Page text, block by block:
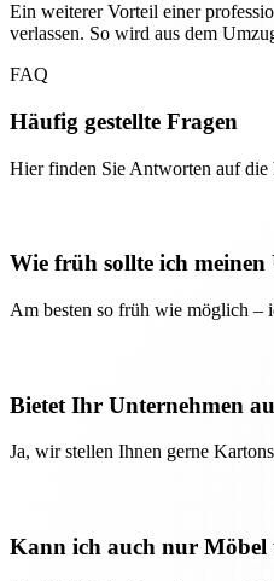
Ein weiterer Vorteil einer
verlassen. So wird aus dem
FAQ
Häufig gestellte Fragen
Hier finden Sie Antworten auf die
Wie früh sollte ich meinen
Am besten so früh wie möglich –
Bietet Ihr Unternehmen
Ja, wir stellen Ihnen gerne
Kann ich auch nur Möbel